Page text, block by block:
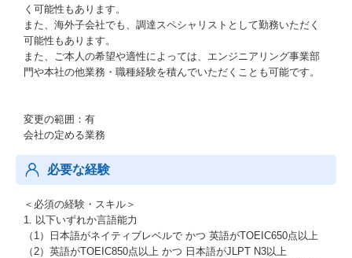
く可能性もあります。
また、海外子会社でも、調達スペシャリストとして勤務いただく
可能性もあります。
また、ご本人の希望や適性によっては、エンジニアリング事業部
門や本社の他業務・職種経験を積んでいただくことも可能です。
変更の範囲：有
会社の定める業務
必要な経験
＜必須の経験・スキル＞
1. 以下いずれか言語能力
（1）日本語がネイティブレベルで かつ 英語がTOEIC650点以上
（2）英語がTOEIC850点以上 かつ 日本語がJLPT N3以上